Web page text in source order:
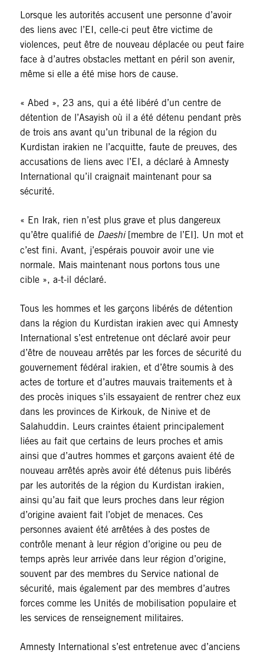
Lorsque les autorités accusent une personne d’avoir
des liens avec l’EI, celle-ci peut être victime de
violences, peut être de nouveau déplacée ou peut faire
face à d’autres obstacles mettant en péril son avenir,
même si elle a été mise hors de cause.
« Abed », 23 ans, qui a été libéré d’un centre de
détention de l’Asayish où il a été détenu pendant près
de trois ans avant qu’un tribunal de la région du
Kurdistan irakien ne l’acquitte, faute de preuves, des
accusations de liens avec l’EI, a déclaré à Amnesty
International qu’il craignait maintenant pour sa
sécurité.
« En Irak, rien n’est plus grave et plus dangereux
qu’être qualifié de Daeshi[membre de l’EI]. Un mot et
c’est fini. Avant, j’espérais pouvoir avoir une vie
normale. Mais maintenant nous portons tous une
cible », a-t-il déclaré.
Tous les hommes et les garçons libérés de détention
dans la région du Kurdistan irakien avec qui Amnesty
International s’est entretenue ont déclaré avoir peur
d’être de nouveau arrêtés par les forces de sécurité du
gouvernement fédéral irakien, et d’être soumis à des
actes de torture et d’autres mauvais traitements et à
des procès iniques s’ils essayaient de rentrer chez eux
dans les provinces de Kirkouk, de Ninive et de
Salahuddin. Leurs craintes étaient principalement
liées au fait que certains de leurs proches et amis
ainsi que d’autres hommes et garçons avaient été de
nouveau arrêtés après avoir été détenus puis libérés
par les autorités de la région du Kurdistan irakien,
ainsi qu’au fait que leurs proches dans leur région
d’origine avaient fait l’objet de menaces. Ces
personnes avaient été arrêtées à des postes de
contrôle menant à leur région d’origine ou peu de
temps après leur arrivée dans leur région d’origine,
souvent par des membres du Service national de
sécurité, mais également par des membres d’autres
forces comme les Unités de mobilisation populaire et
les services de renseignement militaires.
Amnesty International s’est entretenue avec d’anciens